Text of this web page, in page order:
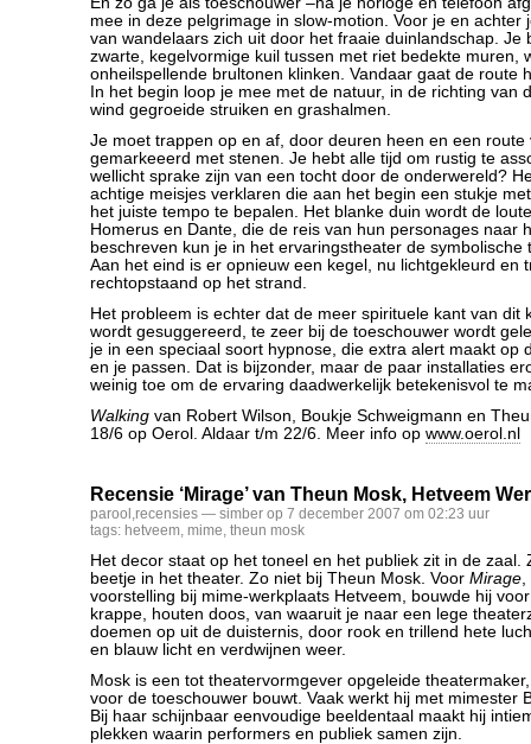
mee in deze pelgrimage in slow-motion. Voor je en achter
van wandelaars zich uit door het fraaie duinlandschap. Je
zwarte, kegelvormige kuil tussen met riet bedekte muren,
onheilspellende brultonen klinken. Vandaar gaat de route
In het begin loop je mee met de natuur, in de richting van
wind gegroeide struiken en grashalmen.
Je moet trappen op en af, door deuren heen en een route
gemarkeeerd met stenen. Je hebt alle tijd om rustig te
wellicht sprake zijn van een tocht door de onderwereld?
achtige meisjes verklaren die aan het begin een stukje
het juiste tempo te bepalen. Het blanke duin wordt de
Homerus en Dante, die de reis van hun personages naar
beschreven kun je in het ervaringstheater de symbolische
Aan het eind is er opnieuw een kegel, nu lichtgekleurd en
rechtopstaand op het strand.
Het probleem is echter dat de meer spirituele kant van dit
wordt gesuggereerd, te zeer bij de toeschouwer wordt
je in een speciaal soort hypnose, die extra alert maakt op
en je passen. Dat is bijzonder, maar de paar installaties
weinig toe om de ervaring daadwerkelijk betekenisvol te
Walking van Robert Wilson, Boukje Schweigmann en
18/6 op Oerol. Aldaar t/m 22/6. Meer info op www.oerol.nl
Recensie ‘Mirage’ van Theun Mosk, Hetveem
parool ,recensies — simber op 7 december 2007 om 02:23 uur
tags: hetveem, mime, theun mosk
Het decor staat op het toneel en het publiek zit in de zaal.
beetje in het theater. Zo niet bij Theun Mosk. Voor Mirage,
voorstelling bij mime-werkplaats Hetveem, bouwde hij
krappe, houten doos, van waaruit je naar een lege
doemen op uit de duisternis, door rook en trillend hete
en blauw licht en verdwijnen weer.
Mosk is een tot theatervormgever opgeleide
voor de toeschouwer bouwt. Vaak werkt hij met mimester
Bij haar schijnbaar eenvoudige beeldentaal maakt hij
plekken waarin performers en publiek samen zijn.